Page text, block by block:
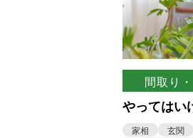
間取り
やってはい
行動を見極
家相 玄関